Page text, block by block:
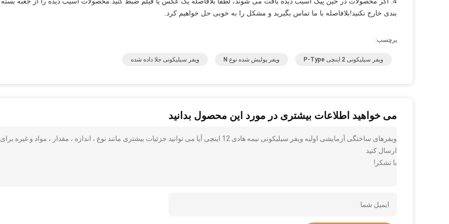
بندی خارج نکنید!بلافاصله با ما تماس بگیرید و مشکل را به خوبی حل خواهیم کرد.
برچسب:
ویفر سیلیکونی 2 اینچی P-Type ویفر پولیش شده نوع N ویفر سیلیکونی جلا داده شده
می خواهید اطلاعات بیشتری در مورد این محصول بدانید
ویفرهای ساختگی آزمایشی اولیه ویفر سیلیکونی نیمه هادی 12 اینچی آیا می توانید جزئیات بیشتری مانند نوع ، اندازه ، مقدار ، مواد و غیره
ارسال کنید
با تشکر!